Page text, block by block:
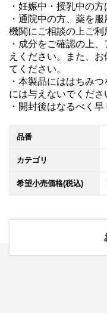
・妊娠中・授乳中の
・通院中の方、薬を
機関にご相談の上ご利
・成分をご確認の上
えください。また、
てください。
・本製品にははちみ
には与えないでくださ
・開封後はなるべく
品番
カテゴリ
希望小売価格(税込)